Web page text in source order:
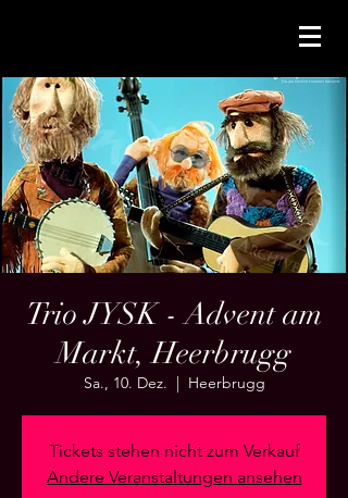
Trio JYSK - Advent am
Markt, Heerbrugg
Sa., 10. Dez.
  |
Heerbrugg
Tickets stehen nicht zum Verkauf
Andere Veranstaltungen ansehen